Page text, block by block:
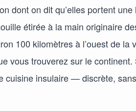
dont on dit qu’elles portent
étirée à la main originaire
100 kilomètres à l’ouest de
vous trouverez sur le
cuisine insulaire — discrète,